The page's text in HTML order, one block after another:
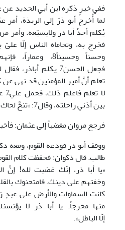
ففي خبرٍ ذكره ابن أبي الحديد
لما أُخرج أبو ذرّ إلى الربذة، أمر
يُكلم أحدٌ أبا ذر ولايشيّعه. وأمر
وحسناً وحسيناً8،
فجعل الحسن7 يكلم
تعلم أنَّ أمير المؤمنين قد نهى
بين أذني راحلته، وقال7: «تنحَّ لحاك الله إلى النار»!
فرجع مروان مغضباً إلى عثمان:
ووقف أبو ذر فودعه القوم، ومعه
«يا أبا ذر، إنّك غضبت لله! إنَّ
وخفتهم على دينك. فامتحنوك
كانت السماوات والأرض على عبدٍ
منها مخرجاً. يا أبا ذر لا
إلّا الباطل».